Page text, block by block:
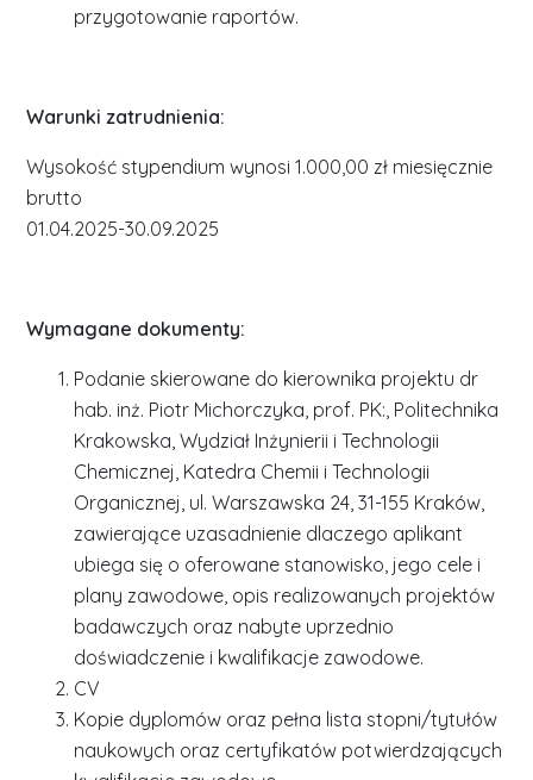
przygotowanie raportów.
Warunki zatrudnienia:
Wysokość stypendium wynosi 1.000,00 zł miesięcznie
brutto
01.04.2025-30.09.2025
Wymagane dokumenty:
Podanie skierowane do kierownika projektu dr
hab. inż. Piotr Michorczyka, prof. PK:, Politechnika
Krakowska, Wydział Inżynierii i Technologii
Chemicznej, Katedra Chemii i Technologii
Organicznej, ul. Warszawska 24, 31-155 Kraków,
zawierające uzasadnienie dlaczego aplikant
ubiega się o oferowane stanowisko, jego cele i
plany zawodowe, opis realizowanych projektów
badawczych oraz nabyte uprzednio
doświadczenie i kwalifikacje zawodowe.
CV
Kopie dyplomów oraz pełna lista stopni/tytułów
naukowych oraz certyfikatów potwierdzających